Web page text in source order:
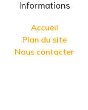
Informations
Accueil
Plan du site
Nous contacter